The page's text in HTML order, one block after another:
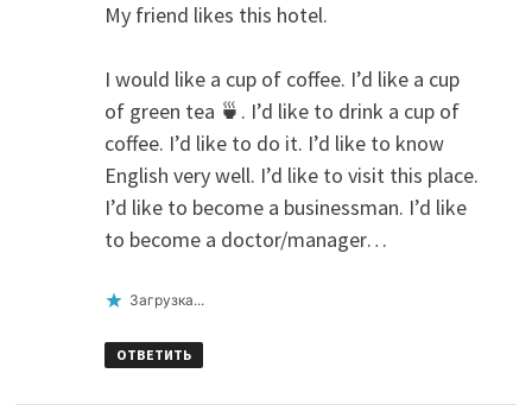
My friend likes this hotel.
I would like a cup of coffee. I’d like a cup
of green tea 🍵. I’d like to drink a cup of
coffee. I’d like to do it. I’d like to know
English very well. I’d like to visit this place.
I’d like to become a businessman. I’d like
to become a doctor/manager…
Загрузка...
ОТВЕТИТЬ